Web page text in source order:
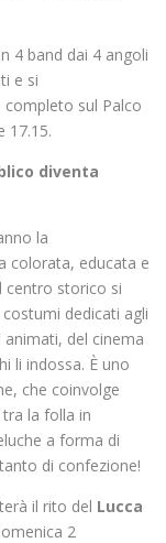
4 band dai 4 angoli
e si
sul Palco
17.15.
diventa
la
colorata, educata e
centro storico si
dedicati agli
del cinema
li indossa. È uno
che coinvolge
la folla in
a forma di
di confezione!
il rito del Lucca
2